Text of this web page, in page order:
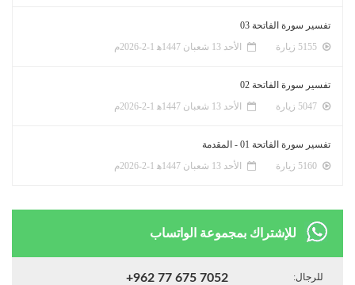
تفسير سورة الفاتحة 03
الأحد 13 شعبان 1447ﻫ 1-2-2026م
تفسير سورة الفاتحة 02
الأحد 13 شعبان 1447ﻫ 1-2-2026م
تفسير سورة الفاتحة 01 - المقدمة
الأحد 13 شعبان 1447ﻫ 1-2-2026م
للإشتراك بمجموعة الواتساب
للرجال: +962 77 675 7052